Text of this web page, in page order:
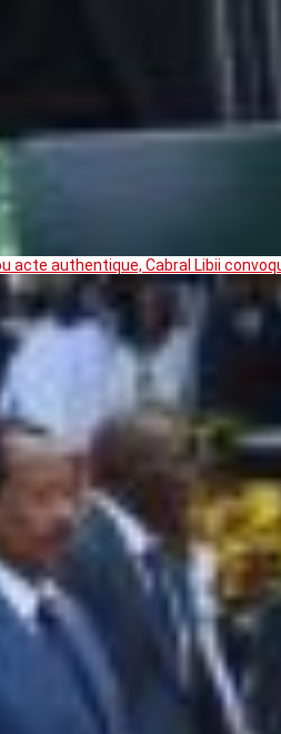
acte authentique, Cabral Libii